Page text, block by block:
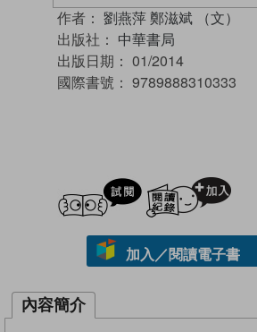
作者： 劉燕萍 鄭滋斌 （文）
出版社： 中華書局
出版日期： 01/2014
國際書號： 9789888310333
試閲
加入／閱讀電子書
內容簡介